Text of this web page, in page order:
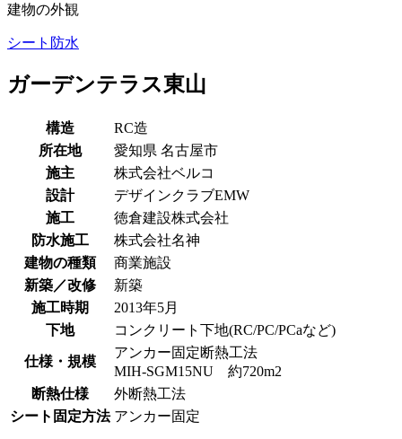
建物の外観
シート防水
ガーデンテラス東山
構造
RC造
所在地
愛知県 名古屋市
施主
株式会社ベルコ
設計
デザインクラブEMW
施工
徳倉建設株式会社
防水施工
株式会社名神
建物の種類
商業施設
新築／改修
新築
施工時期
2013年5月
下地
コンクリート下地(RC/PC/PCaなど)
仕様・規模
アンカー固定断熱工法
MIH-SGM15NU 約720m2
断熱仕様
外断熱工法
シート固定方法 アンカー固定